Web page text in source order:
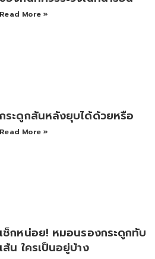
Read More »
กระดูกสันหลังยุบได้ด้วยหรือ
Read More »
เช็กหน่อย! หมอนรองกระดูกทับ
เส้น ใครเป็นอยู่บ้าง